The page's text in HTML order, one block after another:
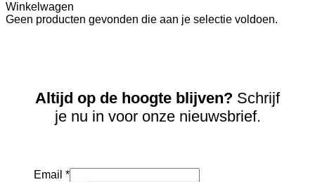
Winkelwagen
Geen producten gevonden die aan je selectie voldoen.
Altijd op de hoogte blijven? Schrijf
je nu in voor onze nieuwsbrief.
Email *